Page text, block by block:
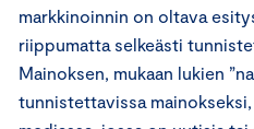
markkinoinnin on oltava
riippumatta selkeästi
Mainoksen, mukaan lukien
tunnistettavissa